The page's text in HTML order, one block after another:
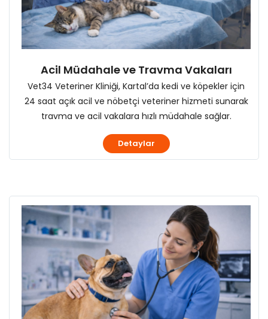
Acil Müdahale ve Travma Vakaları
Vet34 Veteriner Kliniği, Kartal’da kedi ve köpekler için
24 saat açık acil ve nöbetçi veteriner hizmeti sunarak
travma ve acil vakalara hızlı müdahale sağlar.
Detaylar